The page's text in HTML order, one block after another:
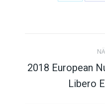
2018 European
Libero